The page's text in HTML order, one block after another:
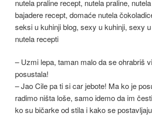
– Uzmi lepa, taman malo da se ohrabriš
posustala!
– Jao Cile pa ti si car jebote! Ma ko je
radimo ništa loše, samo idemo da im
ko su bičarke od stila i kako se